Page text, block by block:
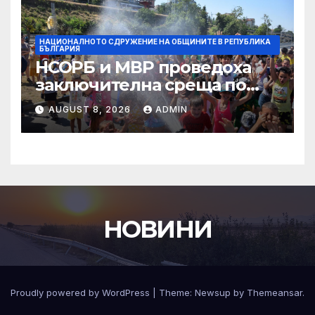
Програма “Развитие на
регионите” 2021-2027 г.
НАЦИОНАЛНОТО СДРУЖЕНИЕ НА ОБЩИНИТЕ В РЕПУБЛИКА
БЪЛГАРИЯ
НСОРБ и МВР проведоха
заключителна среща по
проекта на наредбата за
общинските системи за
автоматизиран контрол на
AUGUST 8, 2026 ADMIN
НОВИНИ
Proudly powered by WordPress Theme: Newsup by Themeansar.